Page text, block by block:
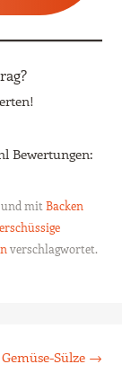
Bewertungen:
mit Backen
verschlagwortet.
Sülze →